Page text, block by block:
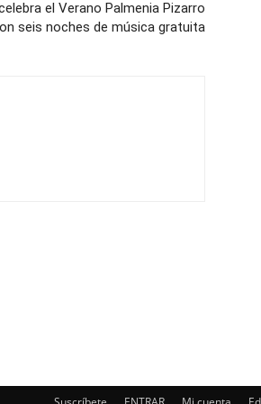
el Verano Palmenia Pizarro
seis noches de música gratuita